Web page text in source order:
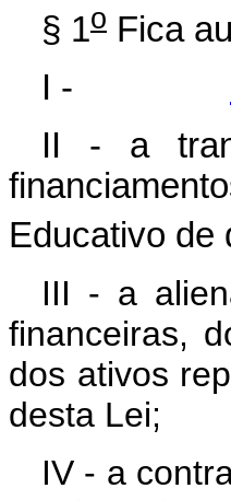
§ 1o Fica
I -
II - a
Educativo de
III - a
financeiras,
dos ativos
desta Lei;
IV - a